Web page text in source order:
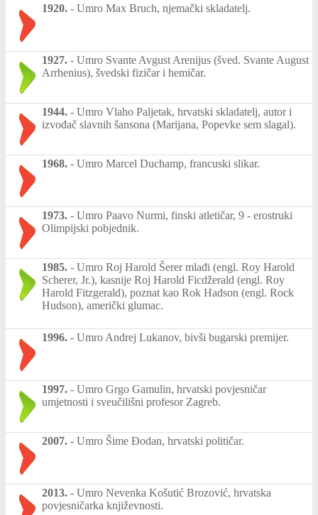
1920. - Umro Max Bruch, njemački skladatelj.
1927. - Umro Svante Avgust Arenijus (šved. Svante August
Arrhenius), švedski fizičar i hemičar.
1944. - Umro Vlaho Paljetak, hrvatski skladatelj, autor i
izvođač slavnih šansona (Marijana, Popevke sem slagal).
1968. - Umro Marcel Duchamp, francuski slikar.
1973. - Umro Paavo Nurmi, finski atletičar, 9 - erostruki
Olimpijski pobjednik.
1985. - Umro Roj Harold Šerer mlađi (engl. Roy Harold
Scherer, Jr.), kasnije Roj Harold Ficdžerald (engl. Roy
Harold Fitzgerald), poznat kao Rok Hadson (engl. Rock
Hudson), američki glumac.
1996. - Umro Andrej Lukanov, bivši bugarski premijer.
1997. - Umro Grgo Gamulin, hrvatski povjesničar
umjetnosti i sveučilišni profesor Zagreb.
2007. - Umro Šime Đodan, hrvatski političar.
2013. - Umro Nevenka Košutić Brozović, hrvatska
povjesničarka književnosti.